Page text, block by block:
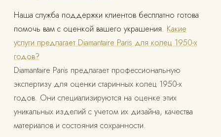
Наша служба поддержки клиентов бесплатно готова
помочь вам с оценкой вашего украшения. Какие
услуги предлагает Diamantaire Paris для колец 1950-х
годов?
Diamantaire Paris предлагает профессиональную
экспертизу для оценки старинных колец 1950-х
годов. Они специализируются на оценке этих
уникальных изделий с учетом их дизайна, качества
материалов и состояния сохранности.